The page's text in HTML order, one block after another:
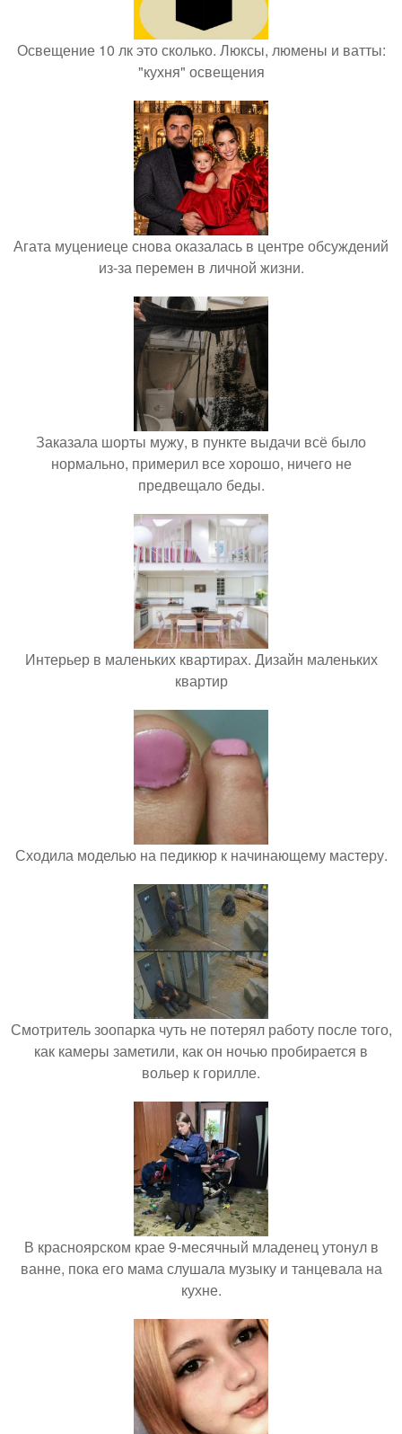
Освещение 10 лк это сколько. Люксы, люмены и ватты:
"кухня" освещения
Агата муцениеце снова оказалась в центре обсуждений
из-за перемен в личной жизни.
Заказала шорты мужу, в пункте выдачи всё было
нормально, примерил все хорошо, ничего не
предвещало беды.
Интерьер в маленьких квартирах. Дизайн маленьких
квартир
Сходила моделью на педикюр к начинающему мастеру.
Смотритель зоопарка чуть не потерял работу после того,
как камеры заметили, как он ночью пробирается в
вольер к горилле.
В красноярском крае 9-месячный младенец утонул в
ванне, пока его мама слушала музыку и танцевала на
кухне.